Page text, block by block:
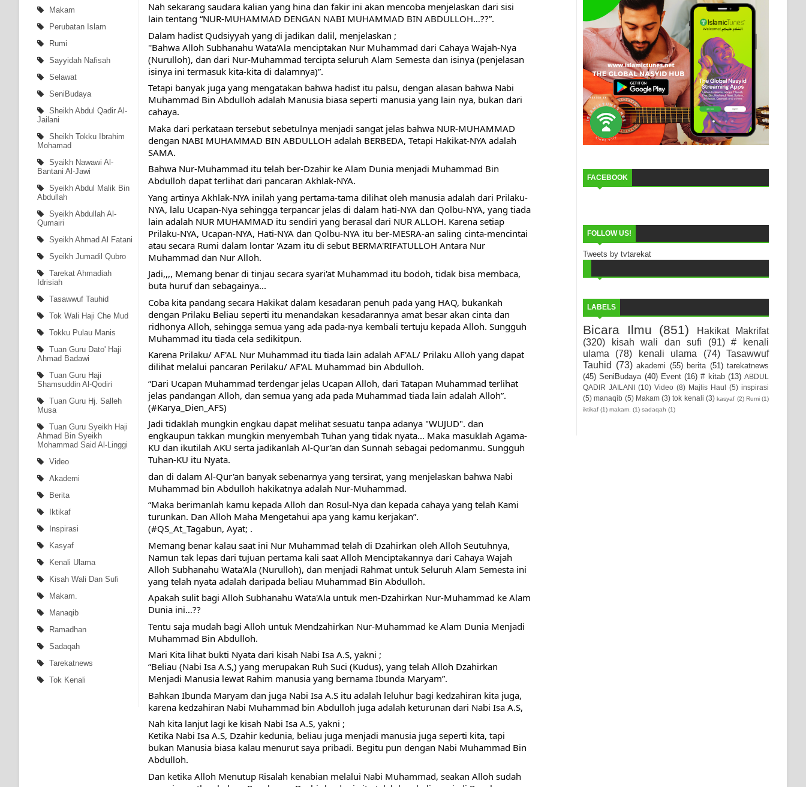
Makam
Perubatan Islam
Rumi
Sayyidah Nafisah
Selawat
SeniBudaya
Sheikh Abdul Qadir Al-
Jailani
Sheikh Tokku Ibrahim
Mohamad
Syaikh Nawawi Al-
Bantani Al-Jawi
Syeikh Abdul Malik Bin
Abdullah
Syeikh Abdullah Al-
Qumairi
Syeikh Ahmad Al Fatani
Syeikh Jumadil Qubro
Tarekat Ahmadiah
Idrisiah
Tasawwuf Tauhid
Tok Wali Haji Che Mud
Tokku Pulau Manis
Tuan Guru Dato' Haji
Ahmad Badawi
Tuan Guru Haji
Shamsuddin Al-Qodiri
Tuan Guru Hj. Salleh
Musa
Tuan Guru Syeikh Haji
Ahmad Bin Syeikh
Mohammad Said Al-Linggi
Video
Akademi
Berita
Iktikaf
Inspirasi
Kasyaf
Kenali Ulama
Kisah Wali Dan Sufi
Makam.
Manaqib
Ramadhan
Sadaqah
Tarekatnews
Tok Kenali
Nah sekarang saudara kalian yang hina dan fakir ini akan mencoba menjelaskan dari sisi
lain tentang “NUR-MUHAMMAD DENGAN NABI MUHAMMAD BIN ABDULLOH…??”.
Dalam hadist Qudsiyyah yang di jadikan dalil, menjelaskan ;
''Bahwa Alloh Subhanahu Wata'Ala menciptakan Nur Muhammad dari Cahaya Wajah-Nya
(Nurulloh), dan dari Nur-Muhammad tercipta seluruh Alam Semesta dan isinya (penjelasan
isinya ini termasuk kita-kita di dalamnya)”.
Tetapi banyak juga yang mengatakan bahwa hadist itu palsu, dengan alasan bahwa Nabi
Muhammad Bin Abdulloh adalah Manusia biasa seperti manusia yang lain nya, bukan dari
cahaya.
Maka dari perkataan tersebut sebetulnya menjadi sangat jelas bahwa NUR-MUHAMMAD
dengan NABI MUHAMMAD BIN ABDULLOH adalah BERBEDA, Tetapi Hakikat-NYA adalah
SAMA.
Bahwa Nur-Muhammad itu telah ber-Dzahir ke Alam Dunia menjadi Muhammad Bin
Abdulloh dapat terlihat dari pancaran Akhlak-NYA.
Yang artinya Akhlak-NYA inilah yang pertama-tama dilihat oleh manusia adalah dari Prilaku-
NYA, lalu Ucapan-Nya sehingga terpancar jelas di dalam hati-NYA dan Qolbu-NYA, yang tiada
lain adalah NUR MUHAMMAD itu sendiri yang berasal dari NUR ALLOH. Karena setiap
Prilaku-NYA, Ucapan-NYA, Hati-NYA dan Qolbu-NYA itu ber-MESRA-an saling cinta-mencintai
atau secara Rumi dalam lontar 'Azam itu di sebut BERMA'RIFATULLOH Antara Nur
Muhammad dan Nur Alloh.
Jadi,,,, Memang benar di tinjau secara syari'at Muhammad itu bodoh, tidak bisa membaca,
buta huruf dan sebagainya...
Coba kita pandang secara Hakikat dalam kesadaran penuh pada yang HAQ, bukankah
dengan Prilaku Beliau seperti itu menandakan kesadarannya amat besar akan cinta dan
ridhonya Alloh, sehingga semua yang ada pada-nya kembali tertuju kepada Alloh. Sungguh
Muhammad itu tiada cela sedikitpun.
Karena Prilaku/ AF'AL Nur Muhammad itu tiada lain adalah AF'AL/ Prilaku Alloh yang dapat
dilihat melalui pancaran Perilaku/ AF'AL Muhammad bin Abdulloh.
“Dari Ucapan Muhammad terdengar jelas Ucapan Alloh, dari Tatapan Muhammad terlihat
jelas pandangan Alloh, dan semua yang ada pada Muhammad tiada lain adalah Alloh”.
(#Karya_Dien_AFS)
Jadi tidaklah mungkin engkau dapat melihat sesuatu tanpa adanya "WUJUD". dan
engkaupun takkan mungkin menyembah Tuhan yang tidak nyata... Maka masuklah Agama-
KU dan ikutilah AKU serta jadikanlah Al-Qur'an dan Sunnah sebagai pedomanmu. Sungguh
Tuhan-KU itu Nyata.
dan di dalam Al-Qur'an banyak sebenarnya yang tersirat, yang menjelaskan bahwa Nabi
Muhammad bin Abdulloh hakikatnya adalah Nur-Muhammad.
“Maka berimanlah kamu kepada Alloh dan Rosul-Nya dan kepada cahaya yang telah Kami
turunkan. Dan Alloh Maha Mengetahui apa yang kamu kerjakan”.
(#QS_At_Tagabun, Ayat; .
Memang benar kalau saat ini Nur Muhammad telah di Dzahirkan oleh Alloh Seutuhnya,
Namun tak lepas dari tujuan pertama kali saat Alloh Menciptakannya dari Cahaya Wajah
Alloh Subhanahu Wata'Ala (Nurulloh), dan menjadi Rahmat untuk Seluruh Alam Semesta ini
yang telah nyata adalah daripada beliau Muhammad Bin Abdulloh.
Apakah sulit bagi Alloh Subhanahu Wata'Ala untuk men-Dzahirkan Nur-Muhammad ke Alam
Dunia ini…??
Tentu saja mudah bagi Alloh untuk Mendzahirkan Nur-Muhammad ke Alam Dunia Menjadi
Muhammad Bin Abdulloh.
Mari Kita lihat bukti Nyata dari kisah Nabi Isa A.S, yakni ;
“Beliau (Nabi Isa A.S,) yang merupakan Ruh Suci (Kudus), yang telah Alloh Dzahirkan
Menjadi Manusia lewat Rahim manusia yang bernama Ibunda Maryam”.
Bahkan Ibunda Maryam dan juga Nabi Isa A.S itu adalah leluhur bagi kedzahiran kita juga,
karena kedzahiran Nabi Muhammad bin Abdulloh juga adalah keturunan dari Nabi Isa A.S,
Nah kita lanjut lagi ke kisah Nabi Isa A.S, yakni ;
Ketika Nabi Isa A.S, Dzahir kedunia, beliau juga menjadi manusia juga seperti kita, tapi
bukan Manusia biasa kalau menurut saya pribadi. Begitu pun dengan Nabi Muhammad Bin
Abdulloh.
Dan ketika Alloh Menutup Risalah kenabian melalui Nabi Muhammad, seakan Alloh sudah
FACEBOOK
FOLLOW US!
Tweets by tvtarekat
LABELS
Bicara Ilmu (851)
Hakikat Makrifat
(320)
kisah wali dan sufi (91)
# kenali
ulama
(78) kenali ulama (74)
Tasawwuf
Tauhid (73) akademi (55) berita (51) tarekatnews
(45) SeniBudaya (40) Event (16) # kitab (13) ABDUL
QADIR JAILANI
(10) Video (8) Majlis Haul (5) inspirasi
(5) manaqib (5) Makam (3) tok kenali (3) kasyaf (2) Rumi (1)
iktikaf (1) makam. (1) sadaqah (1)